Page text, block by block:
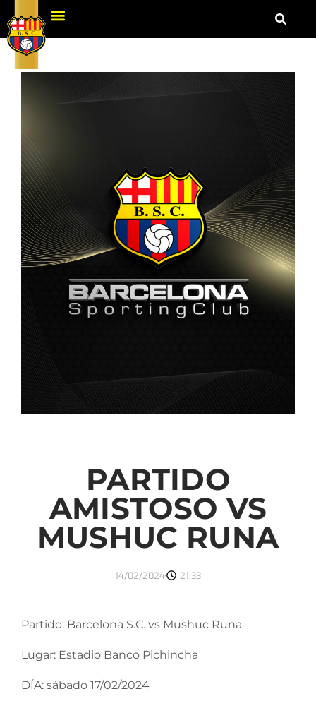
PARTIDO
AMISTOSO VS
MUSHUC RUNA
14/02/2024 21:33
Partido: Barcelona S.C. vs Mushuc Runa
Lugar: Estadio Banco Pichincha
DÍA: sábado 17/02/2024